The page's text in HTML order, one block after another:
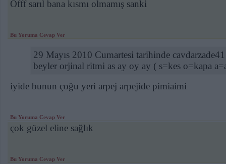
Offf sarıl bana kısmı olmamış sanki
Bu Yoruma Cevap Ver
29 Mayıs 2010 Cumartesi tarihinde cavdarzade41
beyler orjinal ritmi as ay oy ay ( s=kes o=kapa
iyide bunun çoğu yeri arpej arpejide pimiaimi
Bu Yoruma Cevap Ver
çok güzel eline sağlık
Bu Yoruma Cevap Ver